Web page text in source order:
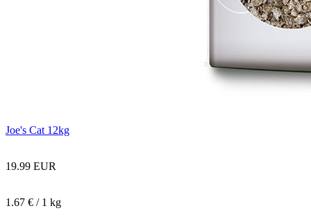
Joe's Cat 12kg
19.99 EUR
1.67 € / 1 kg